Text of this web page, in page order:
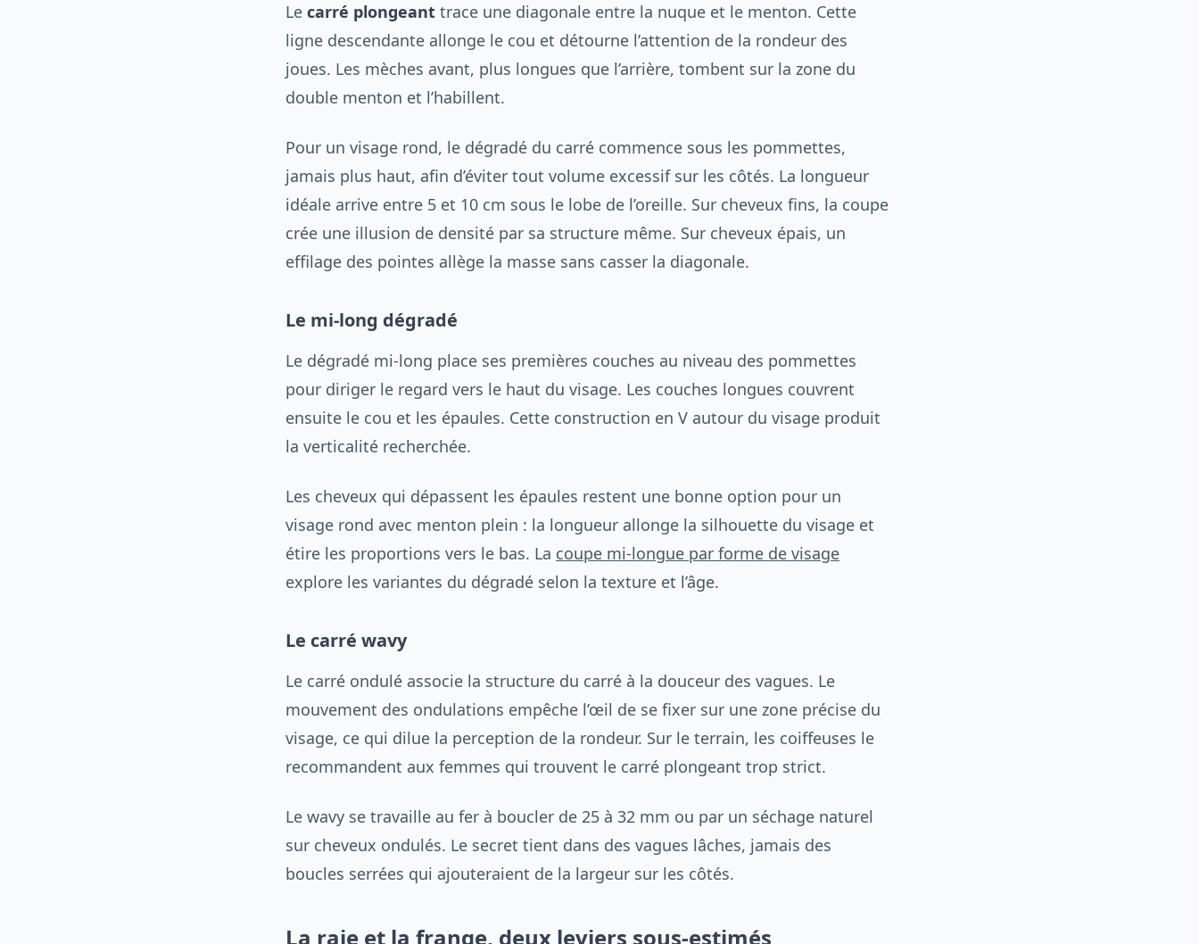
Le carré plongeant trace une diagonale entre la nuque et le menton. Cette
ligne descendante allonge le cou et détourne l’attention de la rondeur des
joues. Les mèches avant, plus longues que l’arrière, tombent sur la zone du
double menton et l’habillent.
Pour un visage rond, le dégradé du carré commence sous les pommettes,
jamais plus haut, afin d’éviter tout volume excessif sur les côtés. La longueur
idéale arrive entre 5 et 10 cm sous le lobe de l’oreille. Sur cheveux fins, la coupe
crée une illusion de densité par sa structure même. Sur cheveux épais, un
effilage des pointes allège la masse sans casser la diagonale.
Le mi-long dégradé
Le dégradé mi-long place ses premières couches au niveau des pommettes
pour diriger le regard vers le haut du visage. Les couches longues couvrent
ensuite le cou et les épaules. Cette construction en V autour du visage produit
la verticalité recherchée.
Les cheveux qui dépassent les épaules restent une bonne option pour un
visage rond avec menton plein : la longueur allonge la silhouette du visage et
étire les proportions vers le bas. La coupe mi-longue par forme de visage
explore les variantes du dégradé selon la texture et l’âge.
Le carré wavy
Le carré ondulé associe la structure du carré à la douceur des vagues. Le
mouvement des ondulations empêche l’œil de se fixer sur une zone précise du
visage, ce qui dilue la perception de la rondeur. Sur le terrain, les coiffeuses le
recommandent aux femmes qui trouvent le carré plongeant trop strict.
Le wavy se travaille au fer à boucler de 25 à 32 mm ou par un séchage naturel
sur cheveux ondulés. Le secret tient dans des vagues lâches, jamais des
boucles serrées qui ajouteraient de la largeur sur les côtés.
La raie et la frange, deux leviers sous-estimés